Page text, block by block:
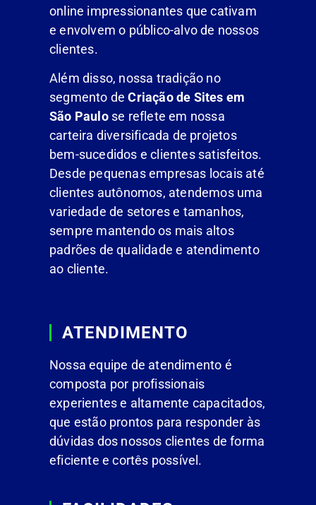
online impressionantes que cativam
e envolvem o público-alvo de nossos
clientes.
Além disso, nossa tradição no
segmento de Criação de Sites em
São Paulose reflete em nossa
carteira diversificada de projetos
bem-sucedidos e clientes satisfeitos.
Desde pequenas empresas locais até
clientes autônomos, atendemos uma
variedade de setores e tamanhos,
sempre mantendo os mais altos
padrões de qualidade e atendimento
ao cliente.
ATENDIMENTO
Nossa equipe de atendimento é
composta por profissionais
experientes e altamente capacitados,
que estão prontos para responder às
dúvidas dos nossos clientes de forma
eficiente e cortês possível.